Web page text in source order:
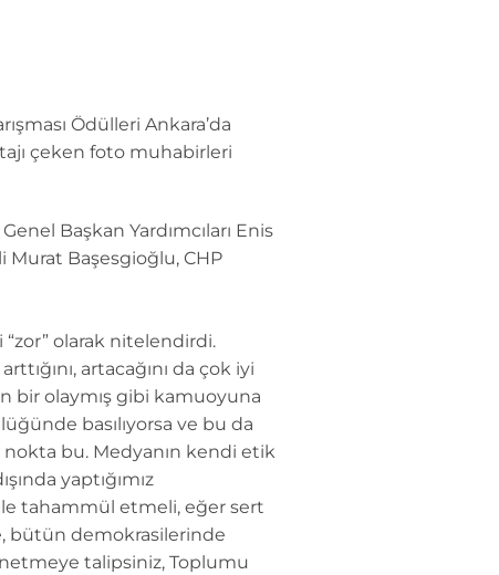
Ödülleri Ankara’da
çeken foto muhabirleri
Başkan Yardımcıları Enis
Murat Başesgioğlu, CHP
“zor” olarak nitelendirdi.
artacağını da çok iyi
bir olaymış gibi kamuoyuna
basılıyorsa ve bu da
nokta bu. Medyanın kendi etik
yaptığımız
tahammül etmeli, eğer sert
bütün demokrasilerinde
talipsiniz, Toplumu